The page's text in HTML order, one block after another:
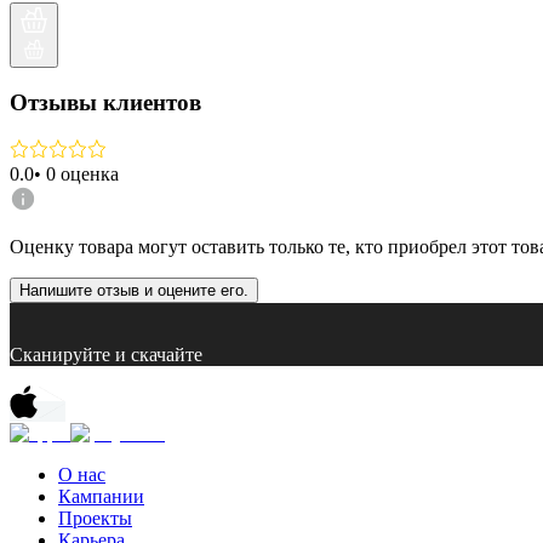
Отзывы клиентов
0.0• 0 оценка
Оценку товара могут оставить только те, кто приобрел этот
Напишите отзыв и оцените его.
Сканируйте и скачайте
О нас
Кампании
Проекты